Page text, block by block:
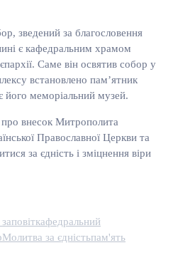
зведений за благословення
є кафедральним храмом
Саме він освятив собор у
встановлено пам’ятник
його меморіальний музей.
внесок Митрополита
Православної Церкви та
за єдність і зміцнення віри
кафедральний
Молитва за єдністьпам'ять